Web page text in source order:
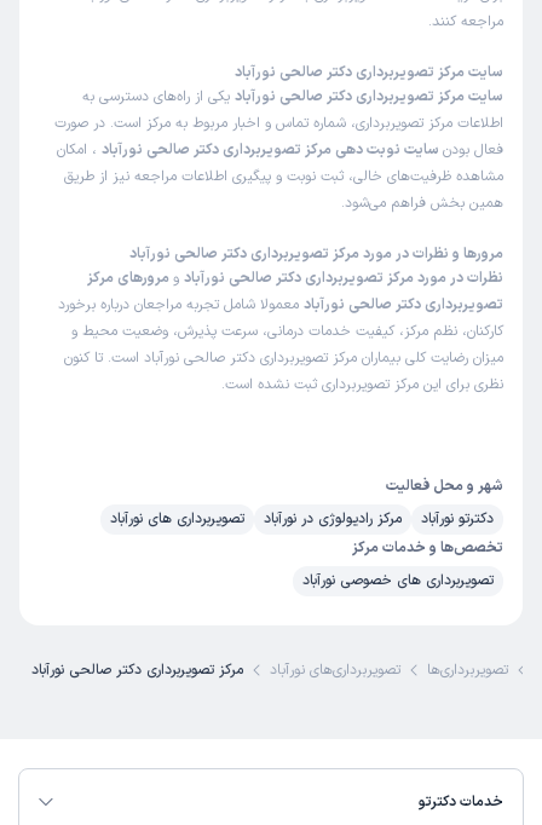
مراجعه کنند.
سایت مرکز تصویربرداری دکتر صالحی نورآباد
سایت مرکز تصویربرداری دکتر صالحی نورآباد یکی از راه‌های دسترسی به
اطلاعات مرکز تصویربرداری، شماره تماس و اخبار مربوط به مرکز است. در صورت
فعال بودن سایت نوبت دهی مرکز تصویربرداری دکتر صالحی نورآباد ، امکان
مشاهده ظرفیت‌های خالی، ثبت نوبت و پیگیری اطلاعات مراجعه نیز از طریق
همین بخش فراهم می‌شود.
مرورها و نظرات در مورد مرکز تصویربرداری دکتر صالحی نورآباد
نظرات در مورد مرکز تصویربرداری دکتر صالحی نورآباد و مرورهای مرکز
تصویربرداری دکتر صالحی نورآباد معمولا شامل تجربه مراجعان درباره برخورد
کارکنان، نظم مرکز، کیفیت خدمات درمانی، سرعت پذیرش، وضعیت محیط و
میزان رضایت کلی بیماران مرکز تصویربرداری دکتر صالحی نورآباد است. تا کنون
نظری برای این مرکز تصویربرداری ثبت نشده است.
شهر و محل فعالیت
دکترتو نورآباد
مرکز رادیولوژی در نورآباد
تصویربرداری های نورآباد
تخصص‌ها و خدمات مرکز
تصویربرداری های خصوصی نورآباد
تصویربرداری‌ها تصویربرداری‌های نورآباد مرکز تصویربرداری دکتر صالحی نورآباد
خدمات دکترتو